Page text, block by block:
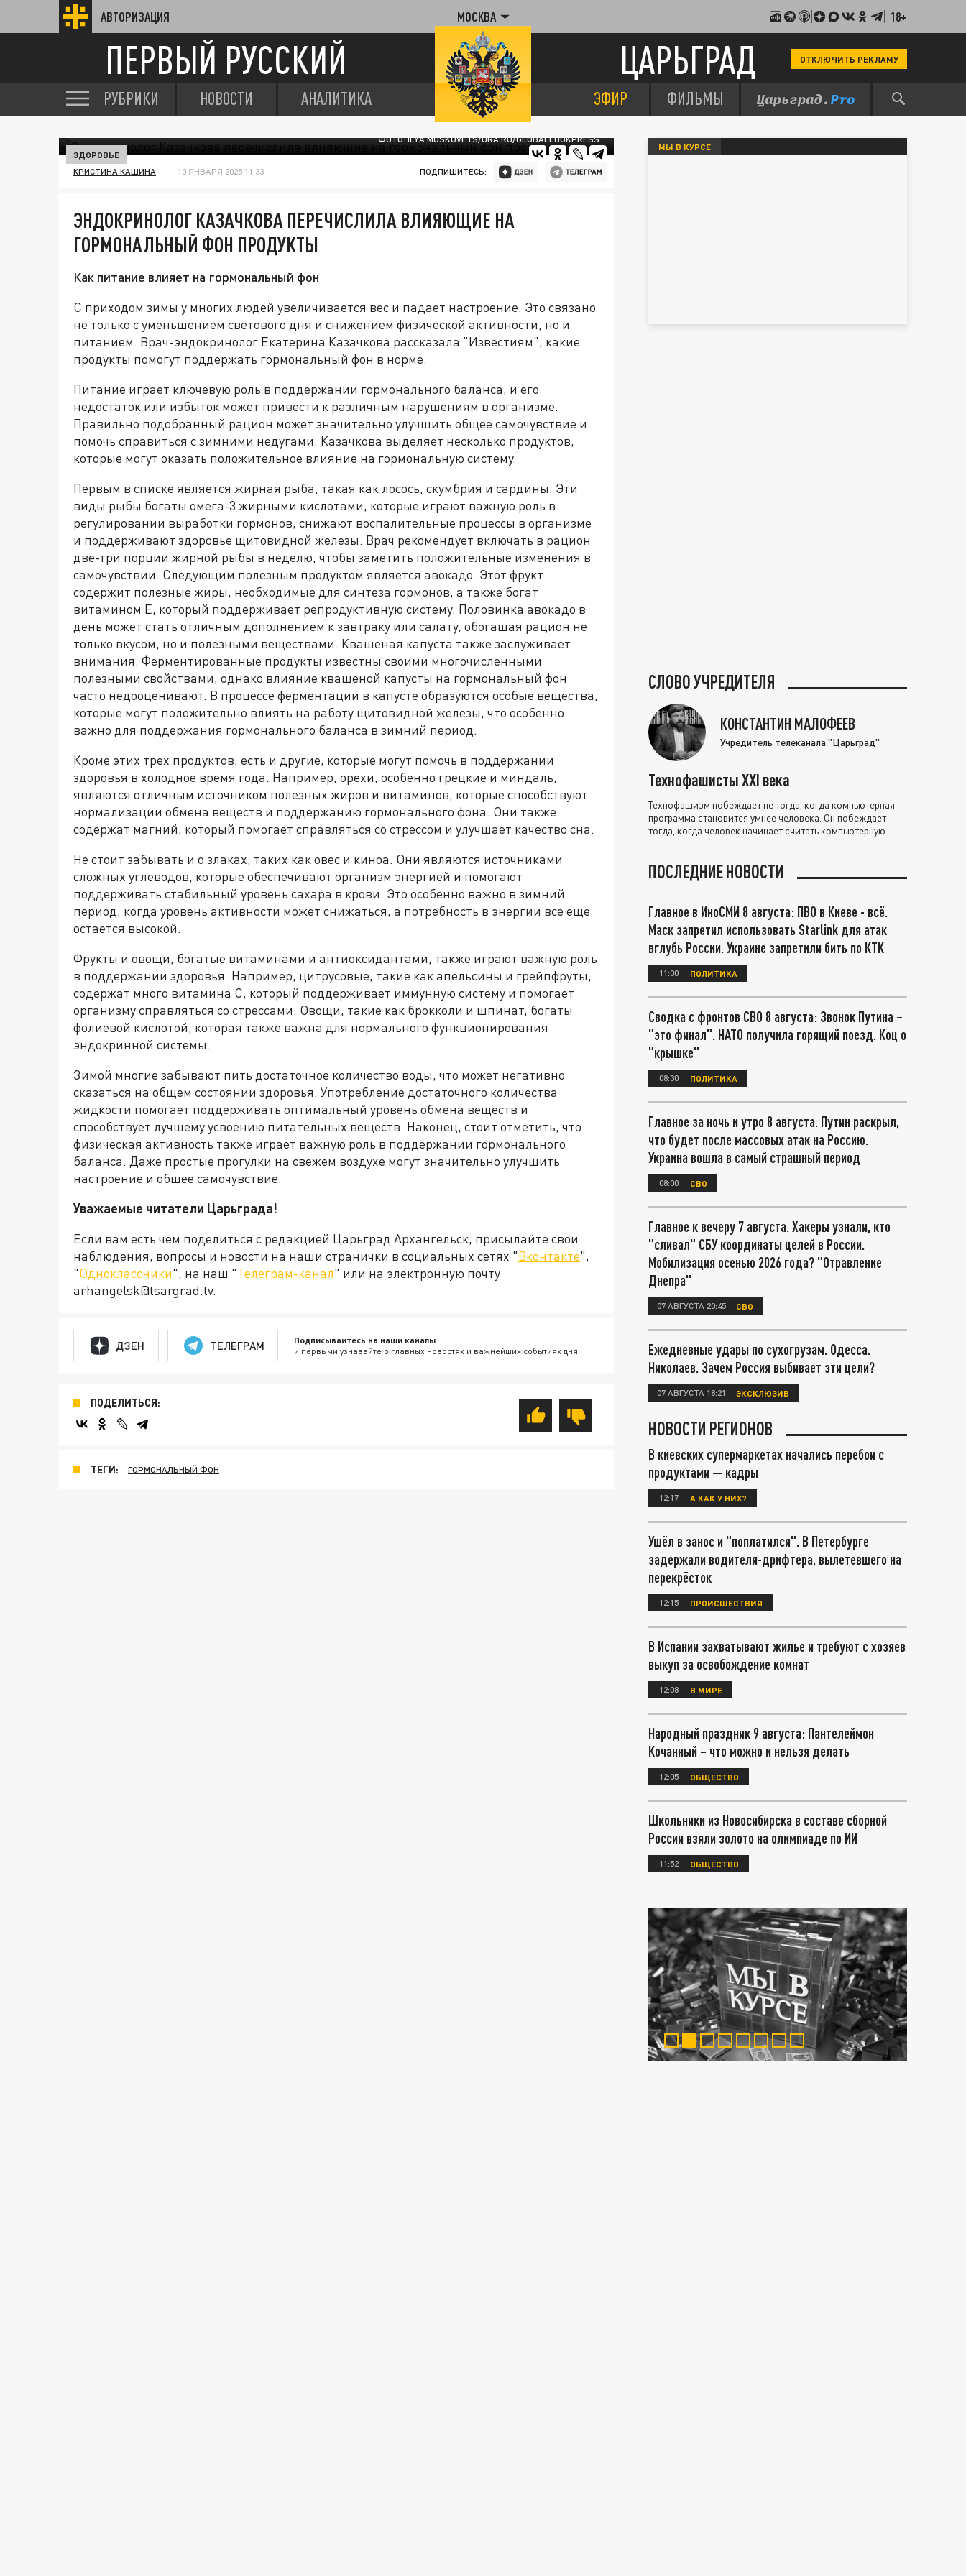
АВТОРИЗАЦИЯ МОСКВА 18+
ПЕРВЫЙ РУССКИЙ ЦАРЬГРАД ОТКЛЮЧИТЬ РЕКЛАМУ
РУБРИКИ НОВОСТИ АНАЛИТИКА ЭФИР ФИЛЬМЫ
ФОТО: ILYA MOSKOVETS/URA.RU/GLOBALLOOKPRESS
ЗДОРОВЬЕ
КРИСТИНА КАШИНА 10 ЯНВАРЯ 2025 11:33 ПОДПИШИТЕСЬ:
ЭНДОКРИНОЛОГ КАЗАЧКОВА ПЕРЕЧИСЛИЛА ВЛИЯЮЩИЕ НА
ГОРМОНАЛЬНЫЙ ФОН ПРОДУКТЫ
Как питание влияет на гормональный фон
С приходом зимы у многих людей увеличивается вес и падает настроение. Это связано
не только с уменьшением светового дня и снижением физической активности, но и
питанием. Врач-эндокринолог Екатерина Казачкова рассказала "Известиям", какие
продукты помогут поддержать гормональный фон в норме.
Питание играет ключевую роль в поддержании гормонального баланса, и его
недостаток или избыток может привести к различным нарушениям в организме.
Правильно подобранный рацион может значительно улучшить общее самочувствие и
помочь справиться с зимними недугами. Казачкова выделяет несколько продуктов,
которые могут оказать положительное влияние на гормональную систему.
Первым в списке является жирная рыба, такая как лосось, скумбрия и сардины. Эти
виды рыбы богаты омега-3 жирными кислотами, которые играют важную роль в
регулировании выработки гормонов, снижают воспалительные процессы в организме
и поддерживают здоровье щитовидной железы. Врач рекомендует включать в рацион
две-три порции жирной рыбы в неделю, чтобы заметить положительные изменения в
самочувствии. Следующим полезным продуктом является авокадо. Этот фрукт
содержит полезные жиры, необходимые для синтеза гормонов, а также богат
витамином Е, который поддерживает репродуктивную систему. Половинка авокадо в
день может стать отличным дополнением к завтраку или салату, обогащая рацион не
только вкусом, но и полезными веществами. Квашеная капуста также заслуживает
внимания. Ферментированные продукты известны своими многочисленными
полезными свойствами, однако влияние квашеной капусты на гормональный фон
часто недооценивают. В процессе ферментации в капусте образуются особые вещества,
которые могут положительно влиять на работу щитовидной железы, что особенно
важно для поддержания гормонального баланса в зимний период.
Кроме этих трех продуктов, есть и другие, которые могут помочь в поддержании
здоровья в холодное время года. Например, орехи, особенно грецкие и миндаль,
являются отличным источником полезных жиров и витаминов, которые способствуют
нормализации обмена веществ и поддержанию гормонального фона. Они также
содержат магний, который помогает справляться со стрессом и улучшает качество сна.
Не стоит забывать и о злаках, таких как овес и киноа. Они являются источниками
сложных углеводов, которые обеспечивают организм энергией и помогают
поддерживать стабильный уровень сахара в крови. Это особенно важно в зимний
период, когда уровень активности может снижаться, а потребность в энергии все еще
остается высокой.
Фрукты и овощи, богатые витаминами и антиоксидантами, также играют важную роль
в поддержании здоровья. Например, цитрусовые, такие как апельсины и грейпфруты,
содержат много витамина C, который поддерживает иммунную систему и помогает
организму справляться со стрессами. Овощи, такие как брокколи и шпинат, богаты
фолиевой кислотой, которая также важна для нормального функционирования
эндокринной системы.
Зимой многие забывают пить достаточное количество воды, что может негативно
сказаться на общем состоянии здоровья. Употребление достаточного количества
жидкости помогает поддерживать оптимальный уровень обмена веществ и
способствует лучшему усвоению питательных веществ. Наконец, стоит отметить, что
физическая активность также играет важную роль в поддержании гормонального
баланса. Даже простые прогулки на свежем воздухе могут значительно улучшить
настроение и общее самочувствие.
Уважаемые читатели Царьграда!
Если вам есть чем поделиться с редакцией Царьград Архангельск, присылайте свои
наблюдения, вопросы и новости на наши странички в социальных сетях "Вконтакте",
"Одноклассники", на наш "Телеграм-канал" или на электронную почту
arhangelsk@tsargrad.tv.
ДЗЕН ТЕЛЕГРАМ Подписывайтесь на наши каналы
и первыми узнавайте о главных новостях и важнейших событиях дня.
ПОДЕЛИТЬСЯ:
ТЕГИ: ГОРМОНАЛЬНЫЙ ФОН
МЫ В КУРСЕ
СЛОВО УЧРЕДИТЕЛЯ
КОНСТАНТИН МАЛОФЕЕВ
Учредитель телеканала "Царьград"
Технофашисты XXI века
Технофашизм побеждает не тогда, когда компьютерная
программа становится умнее человека. Он побеждает
тогда, когда человек начинает считать компьютерную
ПОСЛЕДНИЕ НОВОСТИ
Главное в ИноСМИ 8 августа: ПВО в Киеве - всё.
Маск запретил использовать Starlink для атак
вглубь России. Украине запретили бить по КТК
11:00 ПОЛИТИКА
Сводка с фронтов СВО 8 августа: Звонок Путина –
"это финал". НАТО получила горящий поезд. Коц о
"крышке"
08:30 ПОЛИТИКА
Главное за ночь и утро 8 августа. Путин раскрыл,
что будет после массовых атак на Россию.
Украина вошла в самый страшный период
08:00 СВО
Главное к вечеру 7 августа. Хакеры узнали, кто
"сливал" СБУ координаты целей в России.
Мобилизация осенью 2026 года? "Отравление
Днепра"
07 АВГУСТА 20:45 СВО
Ежедневные удары по сухогрузам. Одесса.
Николаев. Зачем Россия выбивает эти цели?
07 АВГУСТА 18:21 ЭКСКЛЮЗИВ
НОВОСТИ РЕГИОНОВ
В киевских супермаркетах начались перебои с
продуктами — кадры
12:17 А КАК У НИХ?
Ушёл в занос и "поплатился". В Петербурге
задержали водителя-дрифтера, вылетевшего на
перекрёсток
12:15 ПРОИСШЕСТВИЯ
В Испании захватывают жилье и требуют с хозяев
выкуп за освобождение комнат
12:08 В МИРЕ
Народный праздник 9 августа: Пантелеймон
Кочанный – что можно и нельзя делать
12:05 ОБЩЕСТВО
Школьники из Новосибирска в составе сборной
России взяли золото на олимпиаде по ИИ
11:52 ОБЩЕСТВО